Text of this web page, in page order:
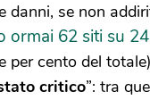
danni, se non
ormai 62 siti su
per cento del
critico”: tra